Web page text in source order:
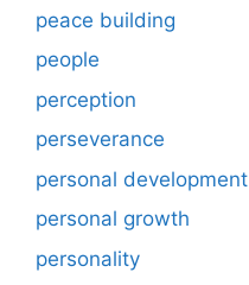
peace building
people
perception
perseverance
personal development
personal growth
personality